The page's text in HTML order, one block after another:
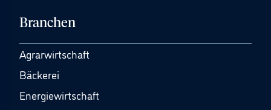
Branchen
Agrarwirtschaft
Bäckerei
Energiewirtschaft